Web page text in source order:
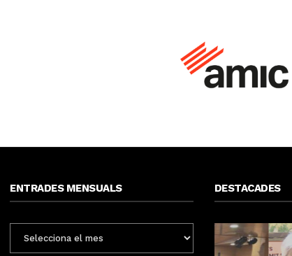
ENTRADES MENSUALS
MENSUALS
DESTACADES